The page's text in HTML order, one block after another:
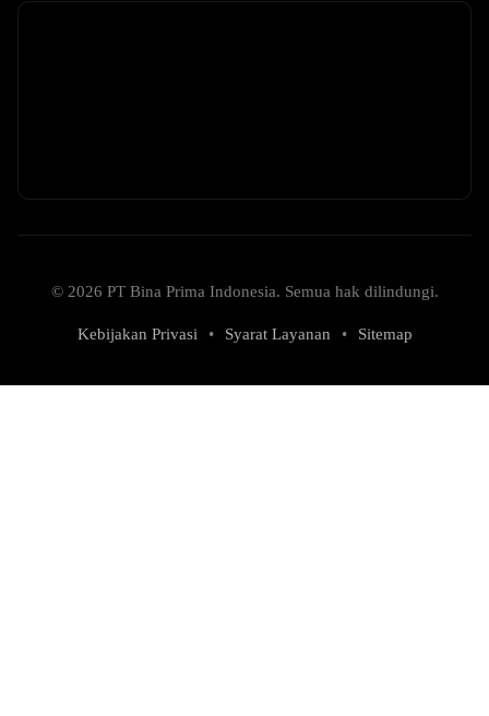
© 2026 PT Bina Prima Indonesia. Semua hak dilindungi.
Kebijakan Privasi • Syarat Layanan • Sitemap